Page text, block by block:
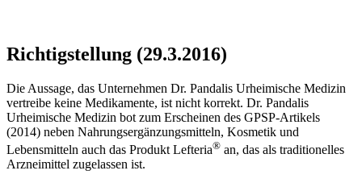
Richtigstellung (29.3.2016)
Die Aussage, das Unternehmen Dr. Pandalis Urheimische Medizin
vertreibe keine Medikamente, ist nicht korrekt. Dr. Pandalis
Urheimische Medizin bot zum Erscheinen des GPSP-Artikels
(2014) neben Nahrungsergänzungsmitteln, Kosmetik und
Lebensmitteln auch das Produkt Lefteria® an, das als traditionelles
Arzneimittel zugelassen ist.